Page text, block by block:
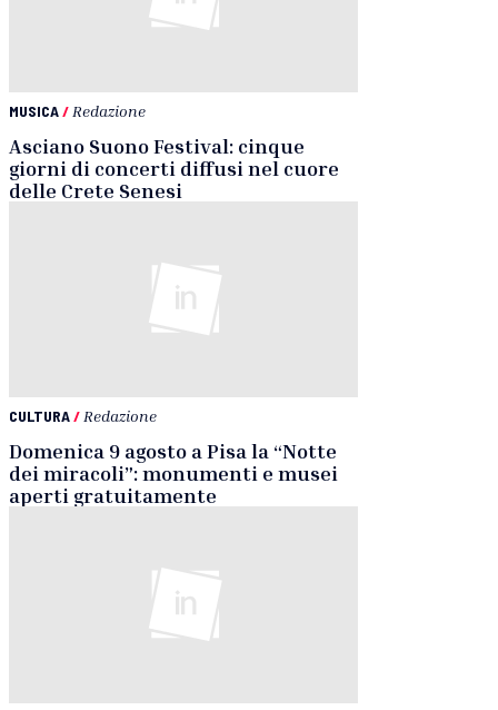
MUSICA/ Redazione
Asciano Suono Festival: cinque
giorni di concerti diffusi nel cuore
delle Crete Senesi
CULTURA/ Redazione
Domenica 9 agosto a Pisa la “Notte
dei miracoli”: monumenti e musei
aperti gratuitamente